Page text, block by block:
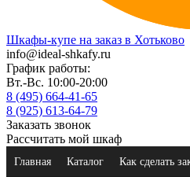
Шкафы-купе на заказ в Хотьково
info@ideal-shkafy.ru
График работы:
Вт.-Вс. 10:00-20:00
8 (495) 664-41-65
8 (925) 613-64-79
Заказать звонок
Рассчитать мой шкаф
Главная Каталог Как сделать